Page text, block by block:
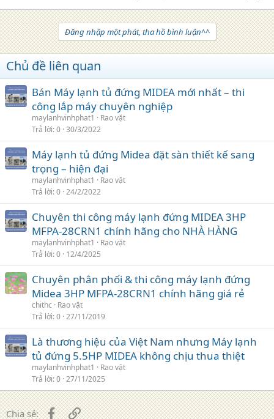
Đăng nhập một phát, tha hồ bình luận^^
Chủ đề liên quan
Bán Máy lạnh tủ đứng MIDEA mới nhất – thi
công lắp máy chuyên nghiệp
maylanhvinhphat1
Rao vặt
Trả lời 0 30/3/2022
Máy lạnh tủ đứng Midea đặt sàn thiết kế sang
trọng – hiện đại
maylanhvinhphat1
Rao vặt
Trả lời 0 24/2/2022
Chuyên thi công máy lạnh đứng MIDEA 3HP
MFPA-28CRN1 chính hãng cho NHÀ HÀNG
maylanhvinhphat1
Rao vặt
Trả lời 0 12/4/2025
Chuyên phân phối & thi công máy lạnh đứng
Midea 3HP MFPA-28CRN1 chính hãng giá rẻ
chithc
Rao vặt
Trả lời 0 27/11/2019
Là thương hiệu của Việt Nam nhưng Máy lạnh
tủ đứng 5.5HP MIDEA không chịu thua thiệt
maylanhvinhphat1
Rao vặt
Trả lời 0 27/11/2025
Chia sẻ: FacebookLiên kết